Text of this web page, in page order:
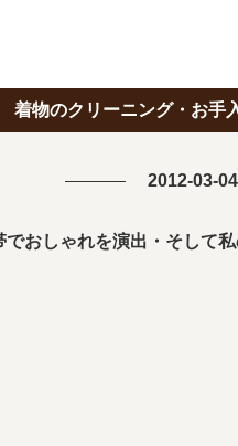
着物のクリーニング・お手
2012-03-04
でおしゃれを演出・そして私